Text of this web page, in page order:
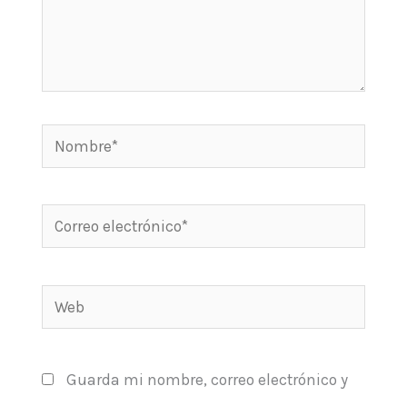
Nombre*
Correo
electrónico*
Web
Guarda mi nombre, correo electrónico y